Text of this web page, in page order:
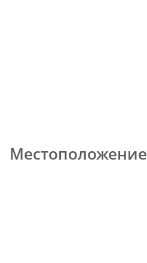
Местоположение